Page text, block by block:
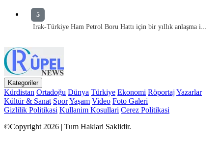
5
Irak-Türkiye Ham Petrol Boru Hattı için bir yıllık anlaşma i...
Kategoriler
Kürdistan Ortadoğu Dünya Türkiye Ekonomi Röportaj Yazarlar
Kültür & Sanat SporYaşam Video Foto Galeri
Gizlilik Politikasi Kullanim Kosullari Cerez Politikasi
©Copyright 2026 | Tum Haklari Saklidir.